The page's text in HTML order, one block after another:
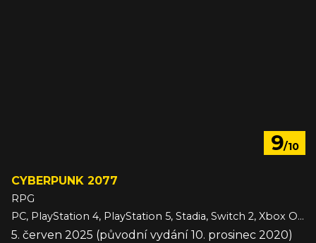
9/10
CYBERPUNK 2077
RPG
PC, PlayStation 4, PlayStation 5, Stadia, Switch 2, Xbox One, Xbox Series
5. červen 2025 (původní vydání 10. prosinec 2020)